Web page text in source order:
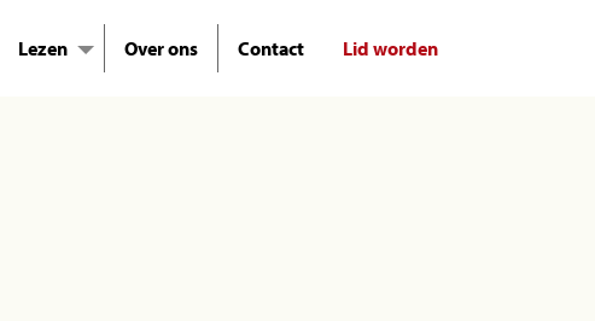
Lezen Over ons Contact Lid worden